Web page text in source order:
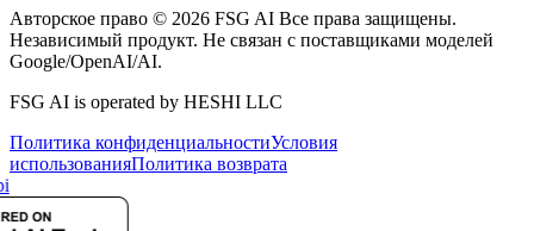
Авторское право © 2026 FSG AI Все права защищены.
Независимый продукт. Не связан с поставщиками моделей
Google/OpenAI/AI.
FSG AI is operated by HESHI LLC
Политика конфиденциальностиУсловия
использованияПолитика возврата